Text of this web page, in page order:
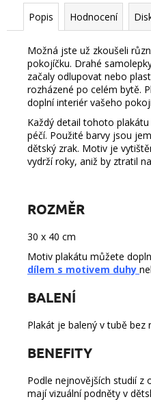
Popis Hodnocení
Možná jste už zkoušeli
pokojíčku. Drahé
začaly odlupovat nebo
rozházené po celém bytě.
doplní interiér vašeho
Každý detail tohoto
péčí. Použité barvy jsou
dětský zrak. Motiv je
vydrží roky, aniž by ztratil
ROZMĚR
30 x 40 cm
Motiv plakátu můžete
dílem s motivem duhy
BALENÍ
Plakát je balený v tubě bez
BENEFITY
Podle nejnovějších studií z
mají vizuální podněty v